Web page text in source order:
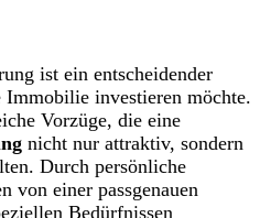
ist ein entscheidender
investieren möchte.
Vorzüge, die eine
nicht nur attraktiv, sondern
Durch persönliche
von einer passgenauen
Bedürfnissen